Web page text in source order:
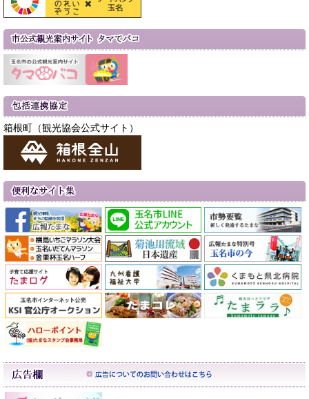
箱根町（観光協会公式サイト）